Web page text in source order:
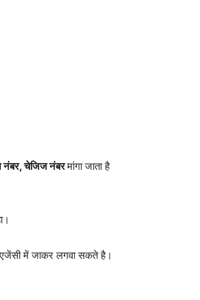
नंबर, चेजिज नंबरमांगा जाता है
में जाकर लगवा सकते है।